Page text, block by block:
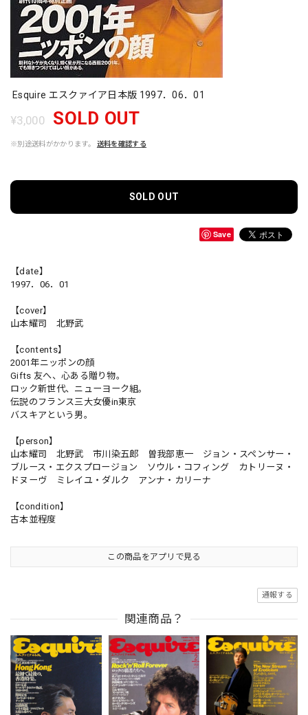
Esquire エスクァイア日本版 1997．06．01
¥3,000 SOLD OUT
※別途送料がかかります。 送料を確認する
SOLD OUT
Save
【date】
1997．06．01
【cover】
山本耀司 北野武
【contents】
2001年ニッポンの顔
Gifts 友へ、心ある贈り物。
ロック新世代、ニューヨーク組。
伝説のフランス三大女優in東京
バスキアという男。
【person】
山本耀司 北野武 市川染五郎 曽我部恵一 ジョン・スペンサー・
ブルース・エクスプロージョン ソウル・コフィング カトリーヌ・
ドヌーヴ ミレイユ・ダルク アンナ・カリーナ
【condition】
古本並程度
この商品をアプリで見る
通報する
関連商品？